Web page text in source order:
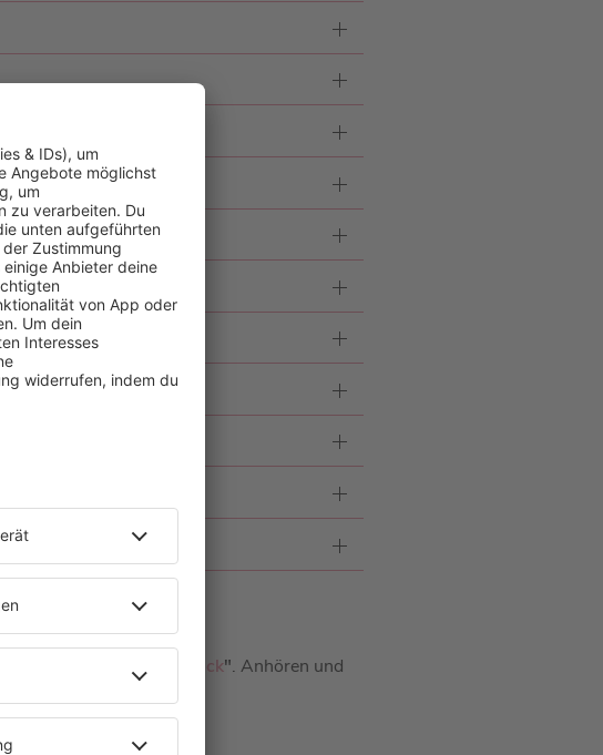
KnickKnack". Anhören und